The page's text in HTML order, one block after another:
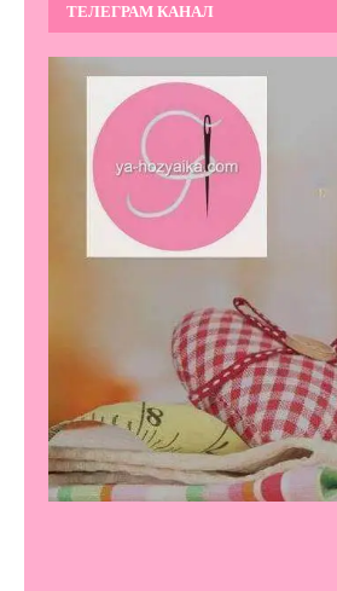
ТЕЛЕГРАМ КАНАЛ